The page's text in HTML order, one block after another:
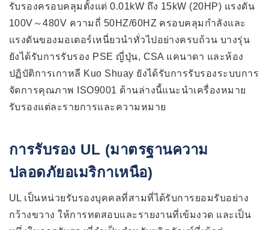
รับรองครอบคลุมตั้งแต่ 0.01kW ถึง 15kW (20HP) แรงดัน
100V～480V ความถี่ 50HZ/60HZ ครอบคลุมกำลังและ
แรงดันของมอเตอร์เหนี่ยวนำทั่วไปอย่างครบถ้วน บางรุ่น
ยังได้รับการรับรอง PSE ญี่ปุ่น, CSA แคนาดา และห้อง
ปฏิบัติการเกาหลี Kuo Shuay ยังได้รับการรับรองระบบการ
จัดการคุณภาพ ISO9001 ด้านล่างนี้แนะนำเครื่องหมาย
รับรองแต่ละรายการและความหมาย
การรับรอง UL (มาตรฐานความ
ปลอดภัยอเมริกาเหนือ)
UL เป็นหน่วยรับรองบุคคลที่สามที่ได้รับการยอมรับอย่าง
กว้างขวาง ให้การทดสอบและรายงานที่เข้มงวด และเป็น